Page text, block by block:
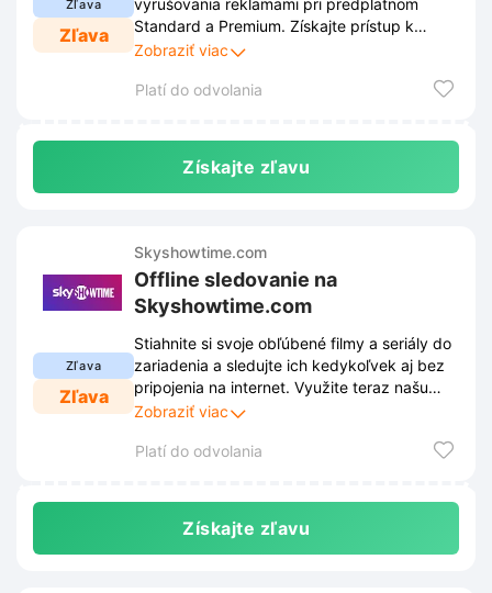
Zľava
Zľava
vyrušovania reklamami pri predplatnom
Standard a Premium. Získajte prístup k
svojmu obľúbenému obsahu v tej najlepšej
zážitok zo sledovania.
Zobraziť viac
Platí do odvolania
Získajte zľavu
Zľava
Zľava
Skyshowtime.com
Offline sledovanie na
Skyshowtime.com
Stiahnite si svoje obľúbené filmy a seriály do
zariadenia a sledujte ich kedykoľvek aj bez
pripojenia na internet. Využite teraz našu
špeciálnu zľavu a užívajte si nekonečnú
Zobraziť viac
Platí do odvolania
Získajte zľavu